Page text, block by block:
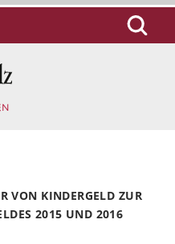
VON KINDERGELD ZUR
2015 UND 2016